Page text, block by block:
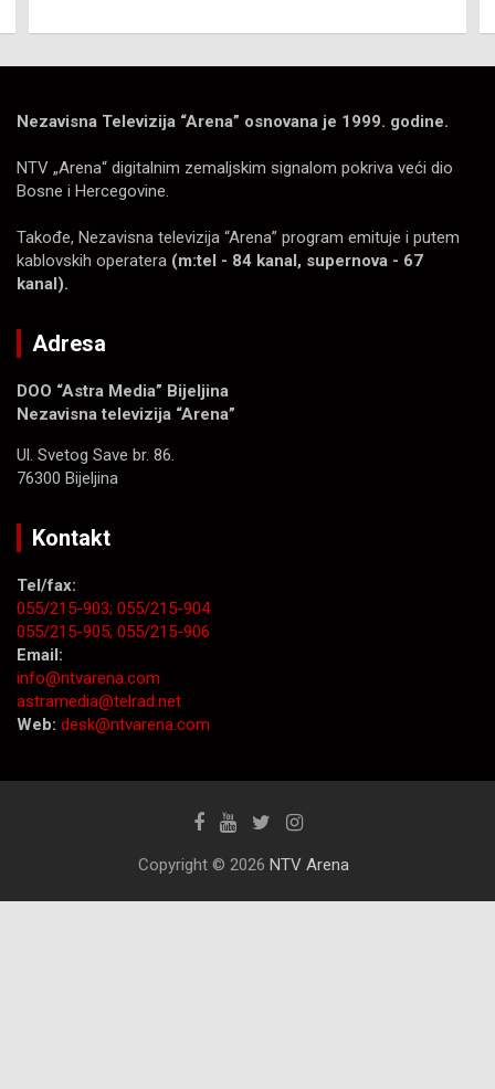
Nezavisna Televizija “Arena” osnovana je 1999. godine.
NTV „Arena“ digitalnim zemaljskim signalom pokriva veći dio
Bosne i Hercegovine.
Takođe, Nezavisna televizija “Arena” program emituje i putem
kablovskih operatera (m:tel - 84 kanal, supernova - 67
kanal).
Adresa
DOO “Astra Media” Bijeljina
Nezavisna televizija “Arena”
Ul. Svetog Save br. 86.
76300 Bijeljina
Kontakt
Tel/fax:
055/215-903; 055/215-904
055/215-905; 055/215-906
Email:
info@ntvarena.com
astramedia@telrad.net
Web: desk@ntvarena.com
Copyright © 2026 NTV Arena